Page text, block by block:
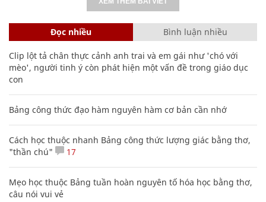
Đọc nhiều Bình luận nhiều
Clip lột tả chân thực cảnh anh trai và em gái như 'chó với
mèo', người tinh ý còn phát hiện một vấn đề trong giáo dục
con
Bảng công thức đạo hàm nguyên hàm cơ bản cần nhớ
Cách học thuộc nhanh Bảng công thức lượng giác bằng thơ,
"thần chú"
17
Mẹo học thuộc Bảng tuần hoàn nguyên tố hóa học bằng thơ,
câu nói vui vẻ